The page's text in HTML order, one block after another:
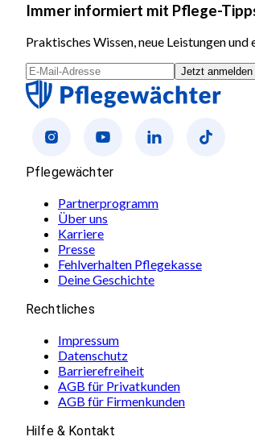
Immer informiert mit Pflege-
Praktisches Wissen, neue Leistungen
Jetzt anmelden
Pflegewächter
Partnerprogramm
Über uns
Karriere
Presse
Fehlverhalten Pflegekasse
Deine Geschichte
Rechtliches
Impressum
Datenschutz
Barrierefreiheit
AGB für Privatkunden
AGB für Firmenkunden
Hilfe & Kontakt